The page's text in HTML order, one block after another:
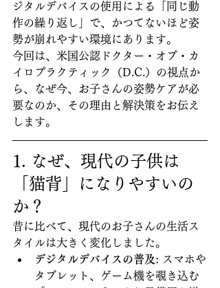
ジタルデバイスの使用による「同じ動
作の繰り返し」で、かつてないほど姿
勢が崩れやすい環境にあります。
今回は、米国公認ドクター・オブ・カ
イロプラクティック（D.C.）の視点か
ら、なぜ今、お子さんの姿勢ケアが必
要なのか、その理由と解決策をお伝え
します。
1. なぜ、現代の子供は
「猫背」になりやすいの
か？
昔に比べて、現代のお子さんの生活ス
タイルは大きく変化しました。
デジタルデバイスの普及: スマホや
タブレット、ゲーム機を覗き込む